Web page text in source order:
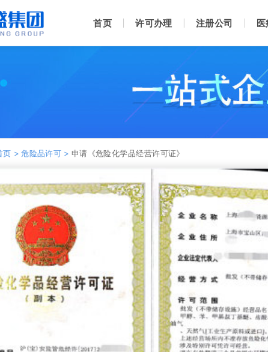
首页 许可办理 注册公司
页 >危险品许可 > 申请《危险化学品经营许可证》